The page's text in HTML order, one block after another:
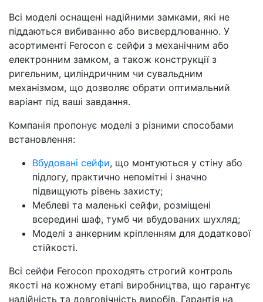
Всі моделі оснащені надійними замками, які не
піддаються вибиванню або висвердлюванню. У
асортименті Ferocon є сейфи з механічним або
електронним замком, а також конструкції з
ригельним, циліндричним чи сувальдним
механізмом, що дозволяє обрати оптимальний
варіант під ваші завдання.
Компанія пропонує моделі з різними способами
встановлення:
Вбудовані сейфи, що монтуються у стіну або
підлогу, практично непомітні і значно
підвищують рівень захисту;
Меблеві та маленькі сейфи, розміщені
всередині шаф, тумб чи вбудованих шухляд;
Моделі з анкерним кріпленням для додаткової
стійкості.
Всі сейфи Ferocon проходять строгий контроль
якості на кожному етапі виробництва, що гарантує
надійність та довговічність виробів. Гарантія на